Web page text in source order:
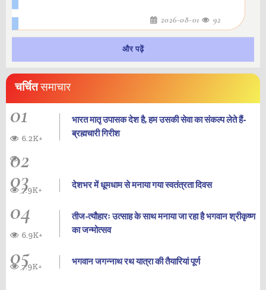
2026-08-01 92
और पढ़ें
चर्चितसमाचार
01
भारत मातृ उपासक देश है, हम उसकी सेवा का संकल्प लेते हैं-
ब्रह्मचारी गिरीश
6.2K+
02
03 देशभर में धूमधाम से मनाया गया स्वतंत्रता दिवस
7.9K+
04
तीज-त्यौहारः उत्साह के साथ मनाया जा रहा है भगवान श्रीकृष्ण
का जन्‍मोत्‍सव
6.9K+
05 भगवान जगन्नाथ रथ यात्रा की तैयारियां पूर्ण
7.9K+